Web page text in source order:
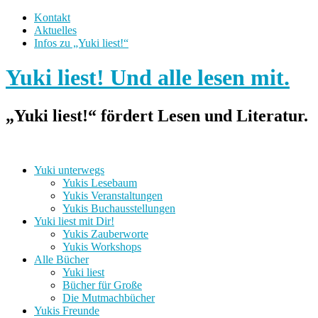
Kontakt
Aktuelles
Infos zu „Yuki liest!“
Yuki liest! Und alle lesen mit.
„Yuki liest!“ fördert Lesen und Literatur.
Yuki unterwegs
Yukis Lesebaum
Yukis Veranstaltungen
Yukis Buchausstellungen
Yuki liest mit Dir!
Yukis Zauberworte
Yukis Workshops
Alle Bücher
Yuki liest
Bücher für Große
Die Mutmachbücher
Yukis Freunde